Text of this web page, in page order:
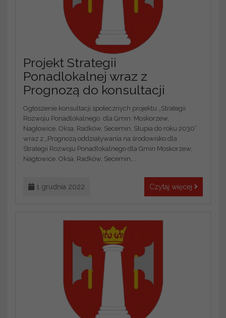
Projekt Strategii
Ponadlokalnej wraz z
Prognozą do konsultacji
Ogłoszenie konsultacji społecznych projektu „Strategii
Rozwoju Ponadlokalnego dla Gmin: Moskorzew,
Nagłowice, Oksa, Radków, Secemin, Słupia do roku 2030”
wraz z „Prognozą oddziaływania na środowisko dla
Strategii Rozwoju Ponadlokalnego dla Gmin Moskorzew,
Nagłowice, Oksa, Radków, Secemin,...
1 grudnia 2022 Czytaj więcej